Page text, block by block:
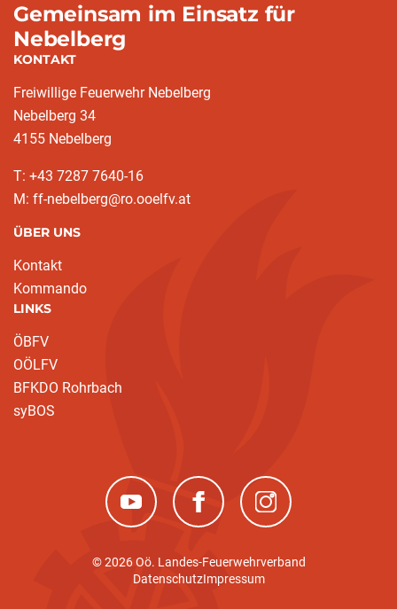
Gemeinsam im Einsatz für
Nebelberg
KONTAKT
Freiwillige Feuerwehr Nebelberg
Nebelberg 34
4155 Nebelberg
T: +43 7287 7640-16
M: ff-nebelberg@ro.ooelfv.at
ÜBER UNS
Kontakt
Kommando
LINKS
ÖBFV
OÖLFV
BFKDO Rohrbach
syBOS
(neues Fenster)(neues Fenster)(neues Fenster)
© 2026 Oö. Landes-Feuerwehrverband
DatenschutzImpressum